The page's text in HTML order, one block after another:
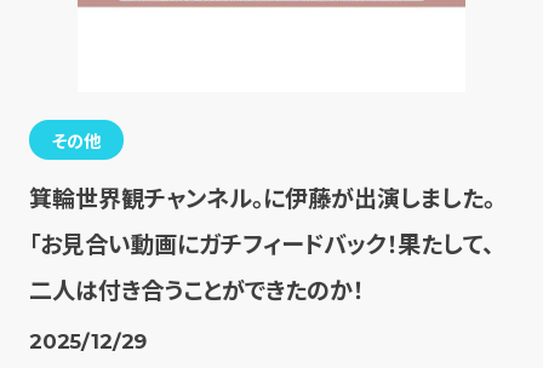
その他
箕輪世界観チャンネル。に伊藤が出演しました。
「お見合い動画にガチフィードバック！果たして、
二人は付き合うことができたのか！
2025/12/29